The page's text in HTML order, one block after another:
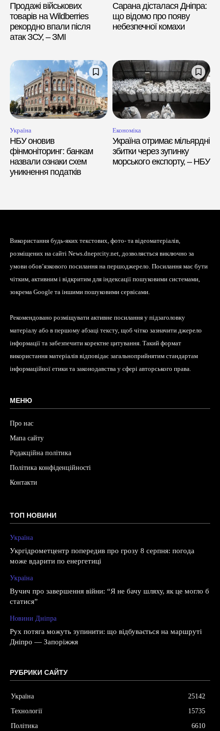
Продажі військових
товарів на Wildberries
рекордно впали після
атак ЗСУ, – ЗМІ
Сарана дісталася Дніпра:
що відомо про появу
небезпечної комахи
Україна
НБУ оновив
фінмоніторинг: банкам
назвали ознаки схем
уникнення податків
Економіка
Україна отримає мільярдні
збитки через зупинку
морського експорту, – НБУ
Використання будь-яких текстових, фото- та відеоматеріалів,
розміщених на сайті News.dneprcity.net, дозволяється виключно за
умови обов’язкового посилання на першоджерело. Посилання має бути
чітким, активним і відкритим для індексації пошуковими системами,
зокрема Google та іншими пошуковими сервісами.
Рекомендовано розміщувати активне посилання у підзаголовку
матеріалу або в першому абзаці тексту, щоб чітко зазначити джерело
інформації та забезпечити коректне цитування. Такий формат
використання матеріалів відповідає загальноприйнятим стандартам
інформаційної етики та законодавства у сфері авторського права.
МЕНЮ
Про нас
Мапа сайту
Редакційна політика
Політика конфіденційності
Контакти
ТОП НОВИНИ
Україна
Укргідрометцентр попередив про грозу 8 серпня: погода
може вдарити по енергетиці
Україна
Вучич про завершення війни: “Я не бачу шляху, як це могло б
статися”
Новини Дніпра
Рух потяга можуть зупинити: що відбувається на маршруті
Дніпро — Запоріжжя
РУБРИКИ САЙТУ
Україна
25142
Технології
15735
Політика
6610